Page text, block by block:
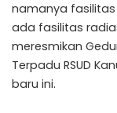
namanya
ada fasilitas
meresmikan
Terpadu RSUD
baru ini.